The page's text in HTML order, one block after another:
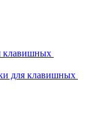
клавишных
для клавишных